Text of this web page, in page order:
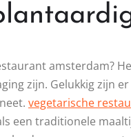
amsterdam?
zijn. Gelukkig zijn
vegetarische
een traditionele